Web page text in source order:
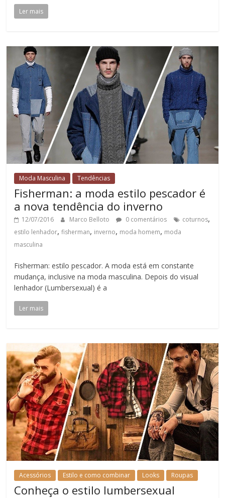
Ler mais
Moda Masculina Tendências
Fisherman: a moda estilo pescador é
a nova tendência do inverno
12/07/2016 Marco Belloto 0 comentários coturnos,
estilo lenhador,fisherman, inverno, moda homem, moda
masculina
Fisherman: estilo pescador. A moda está em constante
mudança, inclusive na moda masculina. Depois do visual
lenhador (Lumbersexual) é a
Ler mais
Acessórios Estilo e como combinar Looks Roupas
Conheça o estilo lumbersexual